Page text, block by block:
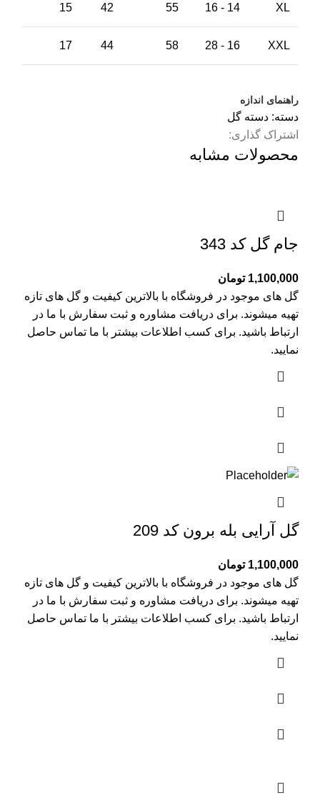
XL
14 - 16
55
42
15
XXL
16 - 28
58
44
17
راهنمای اندازه
دسته: دسته گل
اشتراک گذاری:
محصولات مشابه
جام گل کد 343
1,100,000 تومان
گل های موجود در فروشگاه با بالاترین کیفیت و گل های تازه
تهیه میشوند. برای دریافت مشاوره و ثبت سفارش با ما در
ارتباط باشید. برای کسب اطلاعات بیشتر با ما تماس حاصل
نمایید.
گل آرایی بله برون کد 209
1,100,000 تومان
گل های موجود در فروشگاه با بالاترین کیفیت و گل های تازه
تهیه میشوند. برای دریافت مشاوره و ثبت سفارش با ما در
ارتباط باشید. برای کسب اطلاعات بیشتر با ما تماس حاصل
نمایید.